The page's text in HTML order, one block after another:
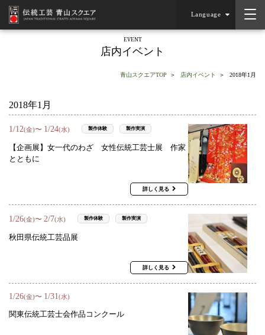
Language
EVENT
店内イベント
青山スクエアTOP 店内イベント 2018年1月
2018年1月
1/12(金)〜 1/24(水) 製作体験 製作実演
【企画展】女一代のわざ 女性伝統工芸士展 作家
とともに
詳しく見る
1/26(金)〜 2/7(水) 製作体験 製作実演
秋田県伝統工芸品展
詳しく見る
1/26(金)〜 1/31(水)
関東伝統工芸士会作品コンクール